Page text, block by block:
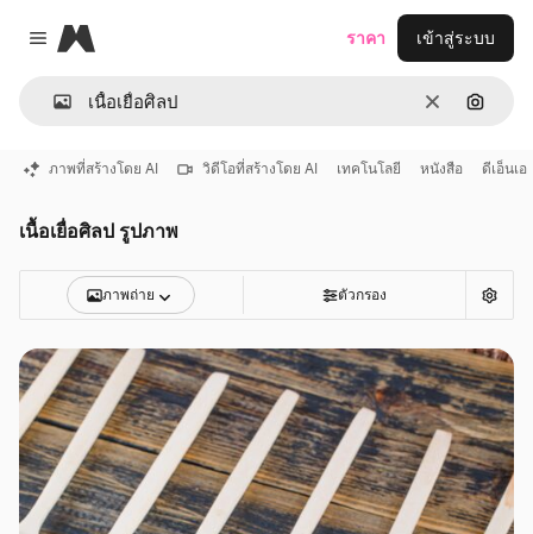
Close menu
Magnific
ชัดเจนค้นหา
ราคา เข้าสู่ระบบ
ภาพที่สร้างโดย AI วิดีโอที่สร้างโดย AI เทคโนโลยี หนังสือ ดีเอ็นเอ
เนื้อเยื่อศิลป รูปภาพ
ภาพถ่าย ตัวกรอง